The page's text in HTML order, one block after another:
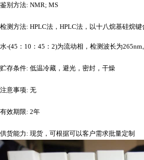
鉴别方法: NMR; MS
检测方法: HPLC法，HPLC法，以十八烷基硅烷
水-(45：10：45：2)为流动相，检测波长为265nm
贮存条件: 低温冷藏，避光，密封，干燥
注意事项: 无
有效期限: 2年
供货能力 : 现货，可根据可以客户需求批量定制